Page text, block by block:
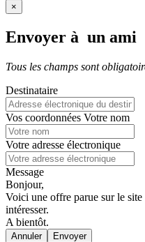
×
Envoyer à un ami
Tous les champs sont
Destinataire
Vos coordonnées Votre nom
Votre adresse électronique
Message
Bonjour,
Voici une offre parue sur le
intéresser.
A bientôt.
Annuler